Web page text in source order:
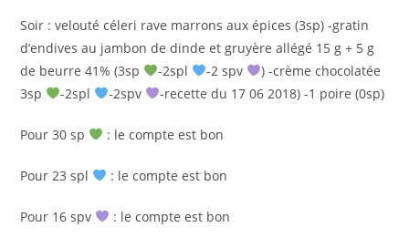
Soir : velouté céleri rave marrons aux épices (3sp) -gratin
d’endives au jambon de dinde et gruyère allégé 15 g + 5 g
de beurre 41% (3sp
-2spl -2 spv
) -crème chocolatée
3sp
-2spl -2spv -recette du 17 06 2018) -1 poire (0sp)
Pour 30 sp : le compte est bon
Pour 23 spl : le compte est bon
Pour 16 spv : le compte est bon